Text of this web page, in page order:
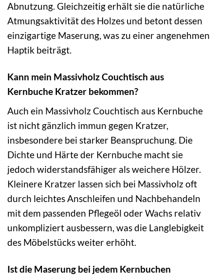
Abnutzung. Gleichzeitig erhält sie die natürliche
Atmungsaktivität des Holzes und betont dessen
einzigartige Maserung, was zu einer angenehmen
Haptik beiträgt.
Kann mein Massivholz Couchtisch aus
Kernbuche Kratzer bekommen?
Auch ein Massivholz Couchtisch aus Kernbuche
ist nicht gänzlich immun gegen Kratzer,
insbesondere bei starker Beanspruchung. Die
Dichte und Härte der Kernbuche macht sie
jedoch widerstandsfähiger als weichere Hölzer.
Kleinere Kratzer lassen sich bei Massivholz oft
durch leichtes Anschleifen und Nachbehandeln
mit dem passenden Pflegeöl oder Wachs relativ
unkompliziert ausbessern, was die Langlebigkeit
des Möbelstücks weiter erhöht.
Ist die Maserung bei jedem Kernbuchen